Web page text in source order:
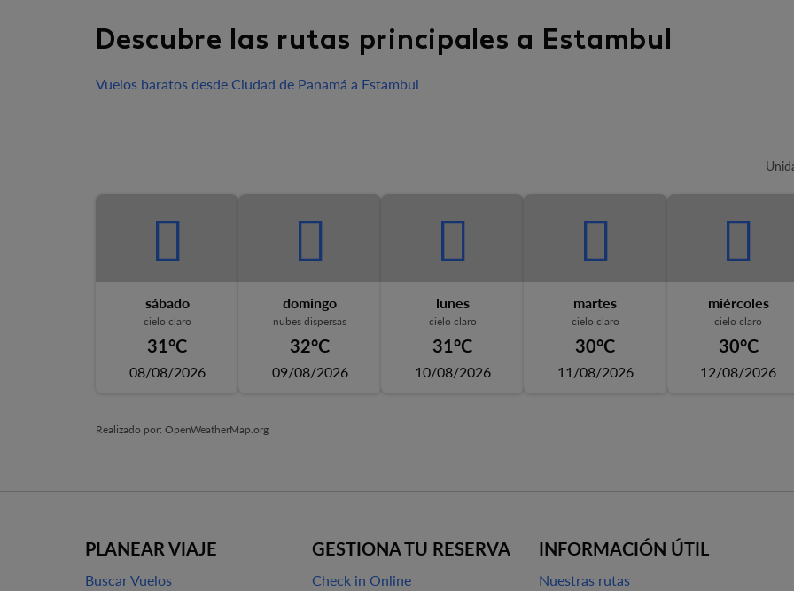
Descubre las rutas principales a Estambul
Vuelos baratos desde Ciudad de Panamá a Estambul
sábado
cielo claro
31°C
08/08/2026
domingo
nubes dispersas
32°C
09/08/2026
lunes
cielo claro
31°C
10/08/2026
martes
cielo claro
30°C
11/08/2026
miércoles
cielo claro
30°C
12/08/2026
Realizado por: OpenWeatherMap.org
PLANEAR VIAJE
Buscar Vuelos
GESTIONA TU RESERVA
Check in Online
INFORMACIÓN ÚTIL
Nuestras rutas